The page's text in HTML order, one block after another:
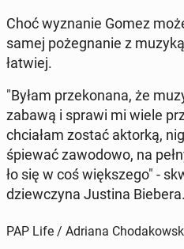
Choć wy­zna­nie Gomez
samej po­że­gna­nie z
łatwiej.
"Byłam prze­ko­na­na, że
zabawą i sprawi mi wiele
chcia­łam zostać aktorką,
śpiewać za­wo­do­wo, na
ło się w coś więk­sze­go" -
dziew­czy­na Justina Biebera.
PAP Life / Adriana